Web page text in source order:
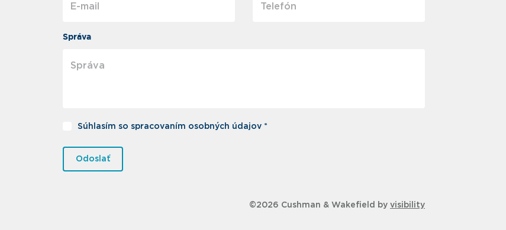
Správa
Súhlasím so spracovaním osobných údajov *
Odoslať
©2026 Cushman & Wakefield by visibility